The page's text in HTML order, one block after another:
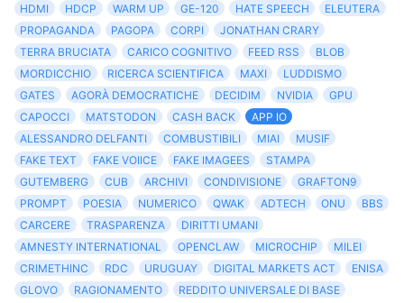
HDMI
HDCP WARM UP GE-120 HATE SPEECH
ELEUTERA
PROPAGANDA
PAGOPA CORPI
JONATHAN CRARY
TERRA BRUCIATA
CARICO COGNITIVO FEED RSS
BLOB
MORDICCHIO
RICERCA SCIENTIFICA MAXI
LUDDISMO
GATES
AGORÀ DEMOCRATICHE DECIDIM NVIDIA
GPU
CAPOCCI
MATSTODON CASH BACK
APP IO
ALESSANDRO DELFANTI
COMBUSTIBILI MIAI
MUSIF
FAKE TEXT
FAKE VOIICE FAKE IMAGEES
STAMPA
GUTEMBERG
CUB ARCHIVI CONDIVISIONE
GRAFTON9
PROMPT
POESIA NUMERICO QWAK ADTECH ONU
BBS
CARCERE
TRASPARENZA
DIRITTI UMANI
AMNESTY INTERNATIONAL
OPENCLAW MICROCHIP
MILEI
CRIMETHINC
RDC URUGUAY DIGITAL MARKETS ACT
ENISA
GLOVO
RAGIONAMENTO
REDDITO UNIVERSALE DI BASE